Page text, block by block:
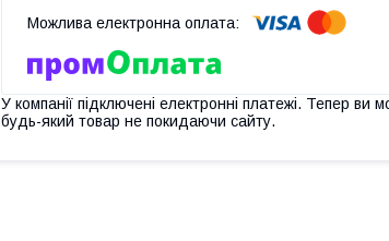
У компанії підключені електронні платежі. Тепер ви
будь-який товар не покидаючи сайту.